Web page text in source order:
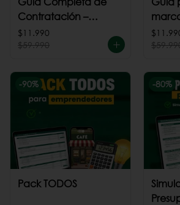
Contratación –
Barista Junior
$11.990
$59.990
Chile
-90%
Pack TODOS
-80%